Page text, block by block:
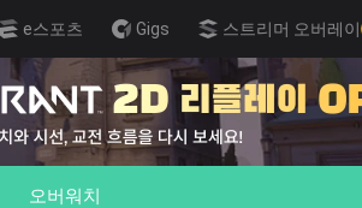
e스포츠 Gigs 스트리머 오버레이
오버워치